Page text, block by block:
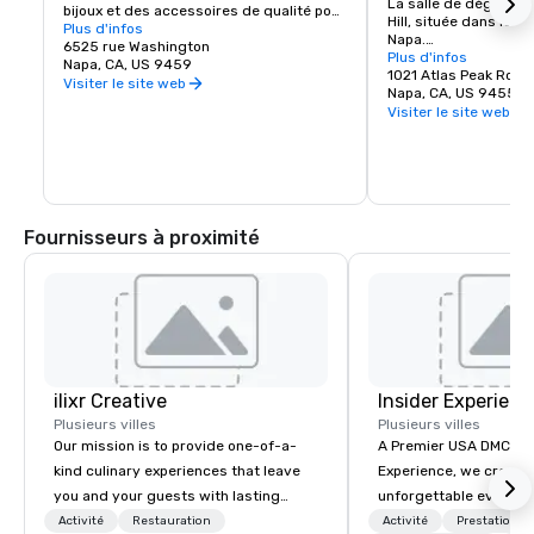
bijoux et des accessoires de qualité pour
tous les âges. Beaux-arts, gastronomie,
chocolats, vins et dégustation de vins.
Des cadeaux romantiques et des objets
de collection provenant de la Napa Valley
Plus d'infos
6525 rue Washington
Napa, CA, US 9459
Visiter le site web
La salle de
Hill, située dans les
Napa.
Rendez-nous visite
vins Prime Solum,
Tetra.
Plus d'infos
1021 Atlas Peak Road
Napa, CA, US 94559
Visiter le site web
Fournisseurs à proximité
ilixr Creative
Plusieurs villes
Our mission is to provide one-of-a-
kind culinary experiences that leave
you and your guests with lasting
memories and satiated palates. Every
Activité Restauration
Insider
Plusieurs villes
A Premier USA DMC Partner
Experience, we create
unforgettable events
access to premium
Activité
Prestations/